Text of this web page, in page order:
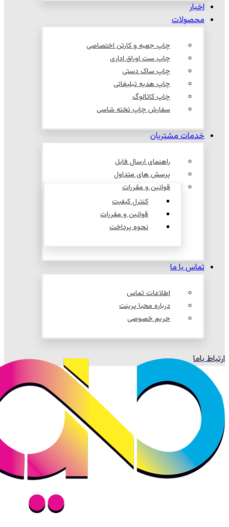
اخبار
محصولات
چاپ جعبه و کارتن اختصاصی
چاپ ست اوراق اداری
چاپ ساک دستی
چاپ هدیه تبلیغاتی
چاپ کاتالوگ
سفارش چاپ تخته شاسی
خدمات مشتریان
راهنمای ارسال فایل
پرسش های متداول
قوانین و مقررات
کنترل کیفیت
قوانین و مقررات
نحوه پرداخت
تماس با ما
اطلاعات تماس
درباره محیا پرینت
حریم خصوصی
ارتباط باما